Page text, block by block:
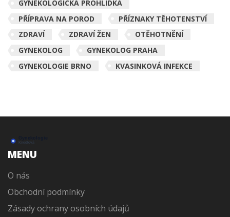
GYNEKOLOGICKÁ PROHLÍDKA
PŘÍPRAVA NA POROD
PŘÍZNAKY TĚHOTENSTVÍ
ZDRAVÍ
ZDRAVÍ ŽEN
OTĚHOTNĚNÍ
GYNEKOLOG
GYNEKOLOG PRAHA
GYNEKOLOGIE BRNO
KVASINKOVÁ INFEKCE
MENU
O nás
Obchodní podmínky
Zásady ochrany osobních údajů